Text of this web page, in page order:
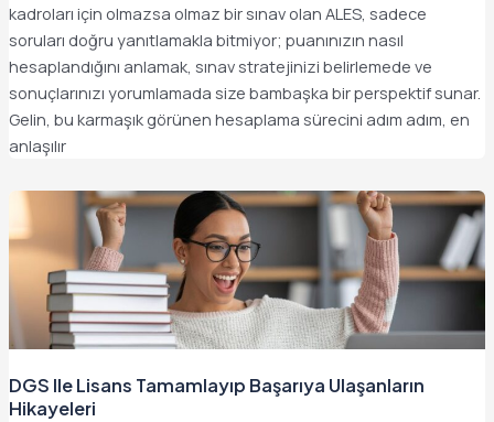
kadroları için olmazsa olmaz bir sınav olan ALES, sadece
soruları doğru yanıtlamakla bitmiyor; puanınızın nasıl
hesaplandığını anlamak, sınav stratejinizi belirlemede ve
sonuçlarınızı yorumlamada size bambaşka bir perspektif sunar.
Gelin, bu karmaşık görünen hesaplama sürecini adım adım, en
anlaşılır
DGS Ile Lisans Tamamlayıp Başarıya Ulaşanların
Hikayeleri